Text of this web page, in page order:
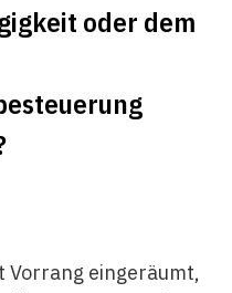
oder dem
Vorrang eingeräumt,